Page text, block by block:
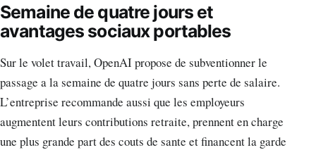
Semaine de quatre jours et
avantages sociaux portables
Sur le volet travail, OpenAI propose de subventionner le
passage a la semaine de quatre jours sans perte de salaire.
L’entreprise recommande aussi que les employeurs
augmentent leurs contributions retraite, prennent en charge
une plus grande part des couts de sante et financent la garde